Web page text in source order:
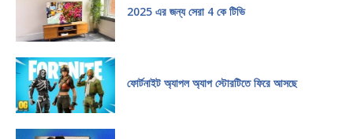
2025 এর জন্য সেরা 4 কে টিভি
ফোর্টনাইট অ্যাপল অ্যাপ স্টোরটিতে ফিরে আসছে